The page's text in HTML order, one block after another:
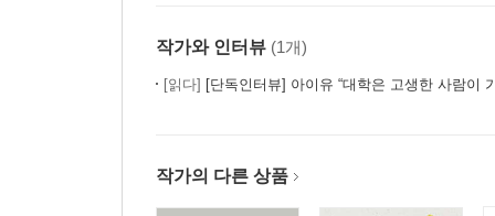
작가와 인터뷰 (1개)
[읽다] [단독인터뷰] 아이유 “대학은 고생한 사람이
작가의 다른 상품